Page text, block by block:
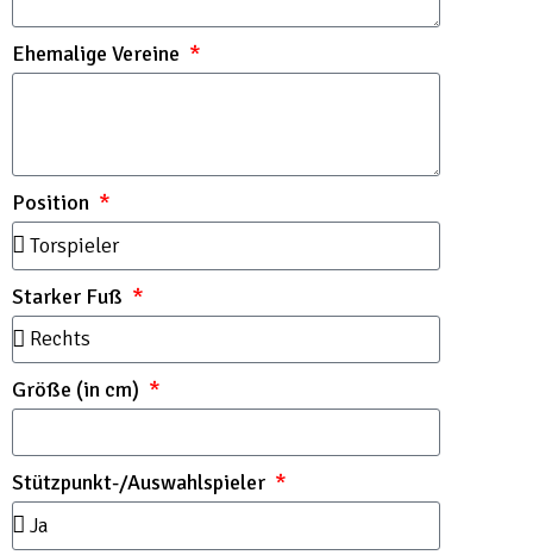
Ehemalige Vereine
Position
Starker Fuß
Größe (in cm)
Stützpunkt-/Auswahlspieler